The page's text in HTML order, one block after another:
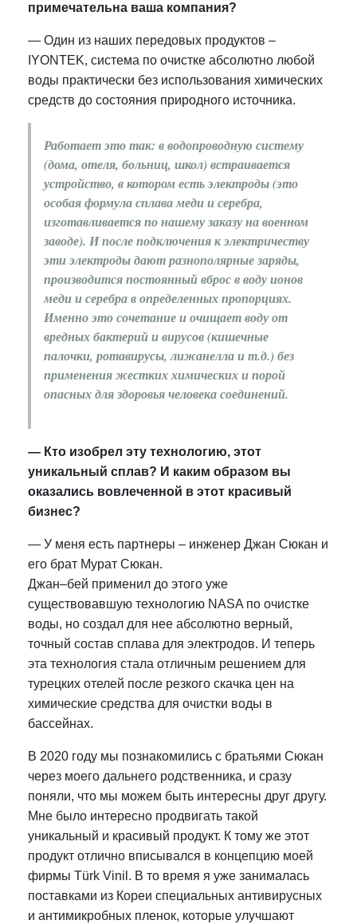
примечательна ваша компания?
— Один из наших передовых продуктов –
IYONTEK, система по очистке абсолютно любой
воды практически без использования химических
средств до состояния природного источника.
Работает это так: в водопроводную систему
(дома, отеля, больниц, школ) встраивается
устройство, в котором есть электроды (это
особая формула сплава меди и серебра,
изготавливается по нашему заказу на военном
заводе). И после подключения к электричеству
эти электроды дают разнополярные заряды,
производится постоянный вброс в воду ионов
меди и серебра в определенных пропорциях.
Именно это сочетание и очищает воду от
вредных бактерий и вирусов (кишечные
палочки, ротавирусы, лижанелла и т.д.) без
применения жестких химических и порой
опасных для здоровья человека соединений.
— Кто изобрел эту технологию, этот
уникальный сплав? И каким образом вы
оказались вовлеченной в этот красивый
бизнес?
— У меня есть партнеры – инженер Джан Сюкан и
его брат Мурат Сюкан.
Джан–бей применил до этого уже
существовавшую технологию NASA по очистке
воды, но создал для нее абсолютно верный,
точный состав сплава для электродов. И теперь
эта технология стала отличным решением для
турецких отелей после резкого скачка цен на
химические средства для очистки воды в
бассейнах.
В 2020 году мы познакомились с братьями Сюкан
через моего дальнего родственника, и сразу
поняли, что мы можем быть интересны друг другу.
Мне было интересно продвигать такой
уникальный и красивый продукт. К тому же этот
продукт отлично вписывался в концепцию моей
фирмы Türk Vinil. В то время я уже занималась
поставками из Кореи специальных антивирусных
и антимикробных пленок, которые улучшают